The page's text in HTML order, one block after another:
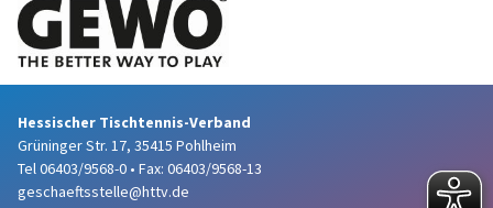
Hessischer Tischtennis-Verband
Grüninger Str. 17, 35415 Pohlheim
Tel 06403/9568-0 • Fax: 06403/9568-13
geschaeftsstelle@httv.de